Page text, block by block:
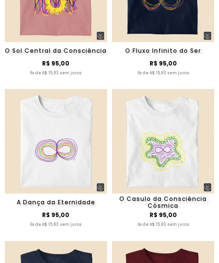
O Sol Central da Consciência
R$ 95,00
6x de R$ 15,83 sem juros
O Fluxo Infinito do Ser
R$ 95,00
6x de R$ 15,83 sem juros
A Dança da Eternidade
R$ 95,00
6x de R$ 15,83 sem juros
O Casulo da Consciência
Cósmica
R$ 95,00
6x de R$ 15,83 sem juros